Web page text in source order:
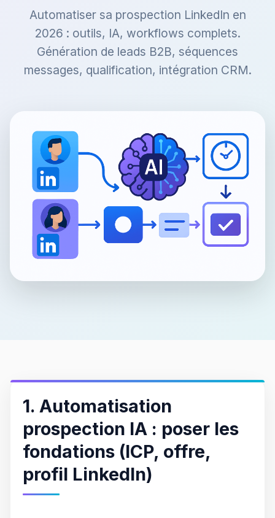
Automatiser sa prospection LinkedIn en
2026 : outils, IA, workflows complets.
Génération de leads B2B, séquences
messages, qualification, intégration CRM.
1. Automatisation
prospection IA : poser les
fondations (ICP, offre,
profil LinkedIn)